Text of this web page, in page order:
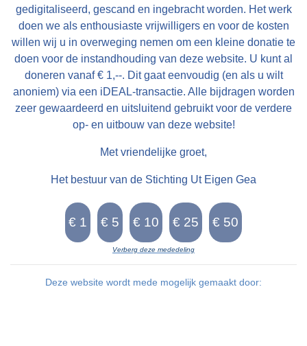
gedigitaliseerd, gescand en ingebracht worden. Het werk
doen we als enthousiaste vrijwilligers en voor de kosten
willen wij u in overweging nemen om een kleine donatie te
doen voor de instandhouding van deze website. U kunt al
doneren vanaf € 1,--. Dit gaat eenvoudig (en als u wilt
anoniem) via een iDEAL-transactie. Alle bijdragen worden
zeer gewaardeerd en uitsluitend gebruikt voor de verdere
op- en uitbouw van deze website!
Met vriendelijke groet,
Het bestuur van de Stichting Ut Eigen Gea
Verberg deze mededeling
Deze website wordt mede mogelijk gemaakt door: